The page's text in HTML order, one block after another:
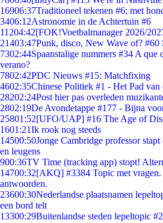
16906:37Traditioneel tekenen #6; met
3406:12Astronomie in de Achtertuin #6
11204:42[FOK!Voetbalmanager 2026/
21403:47Punk, disco, New Wave of? #60
7302:44Spaanstalige nummers #34 A que
verano?
7802:42PDC Nieuws #15: Matchfixing
4602:35Chinese Politiek #1 - Het Pad van
28202:24Post hier pas overleden
2802:19De Avondetappe #177 - Bijna
25801:52[UFO/UAP] #16 The Age of
1601:21Ik rook nog steeds
14500:50Jonge Cambridge professor
en leugens
900:36TV Time (tracking app) stopt!
14700:32[AKQ] #3384 Topic met vragen.
antwoorden.
23600:30Nederlandse plaatsnamen
een bord telt
13300:29Buitenlandse steden lepeltopic